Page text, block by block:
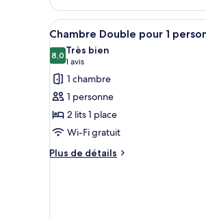
1
lit
double
(+1
sofa
cama)
le
type
de
chambre
Chambre
Double
Familiale,
double
(+1
cama)
Afficher
toutes
les
photos
pour
ce
type
de
chambre :
Un
6
Chambre Double pour 1
8,08,0 sur 10
Très bien
1 avis
(1 avis)
1 chambre
1 personne
2 lits 1 place
Wi-Fi gratuit
Plus de détails
Plus